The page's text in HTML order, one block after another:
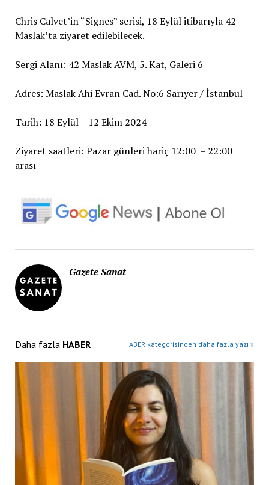
Chris Calvet’in “Signes” serisi, 18 Eylül itibarıyla 42
Maslak’ta ziyaret edilebilecek.
Sergi Alanı: 42 Maslak AVM, 5. Kat, Galeri 6
Adres: Maslak Ahi Evran Cad. No:6 Sarıyer / İstanbul
Tarih: 18 Eylül – 12 Ekim 2024
Ziyaret saatleri: Pazar günleri hariç 12:00 – 22:00
arası
Gazete Sanat
Daha fazla HABER HABER kategorisinden daha fazla yazı »